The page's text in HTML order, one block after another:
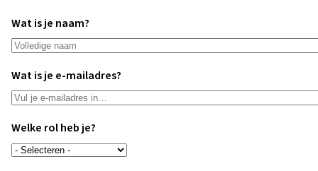
Wat is je naam?
Wat is je e-mailadres?
Welke rol heb je?